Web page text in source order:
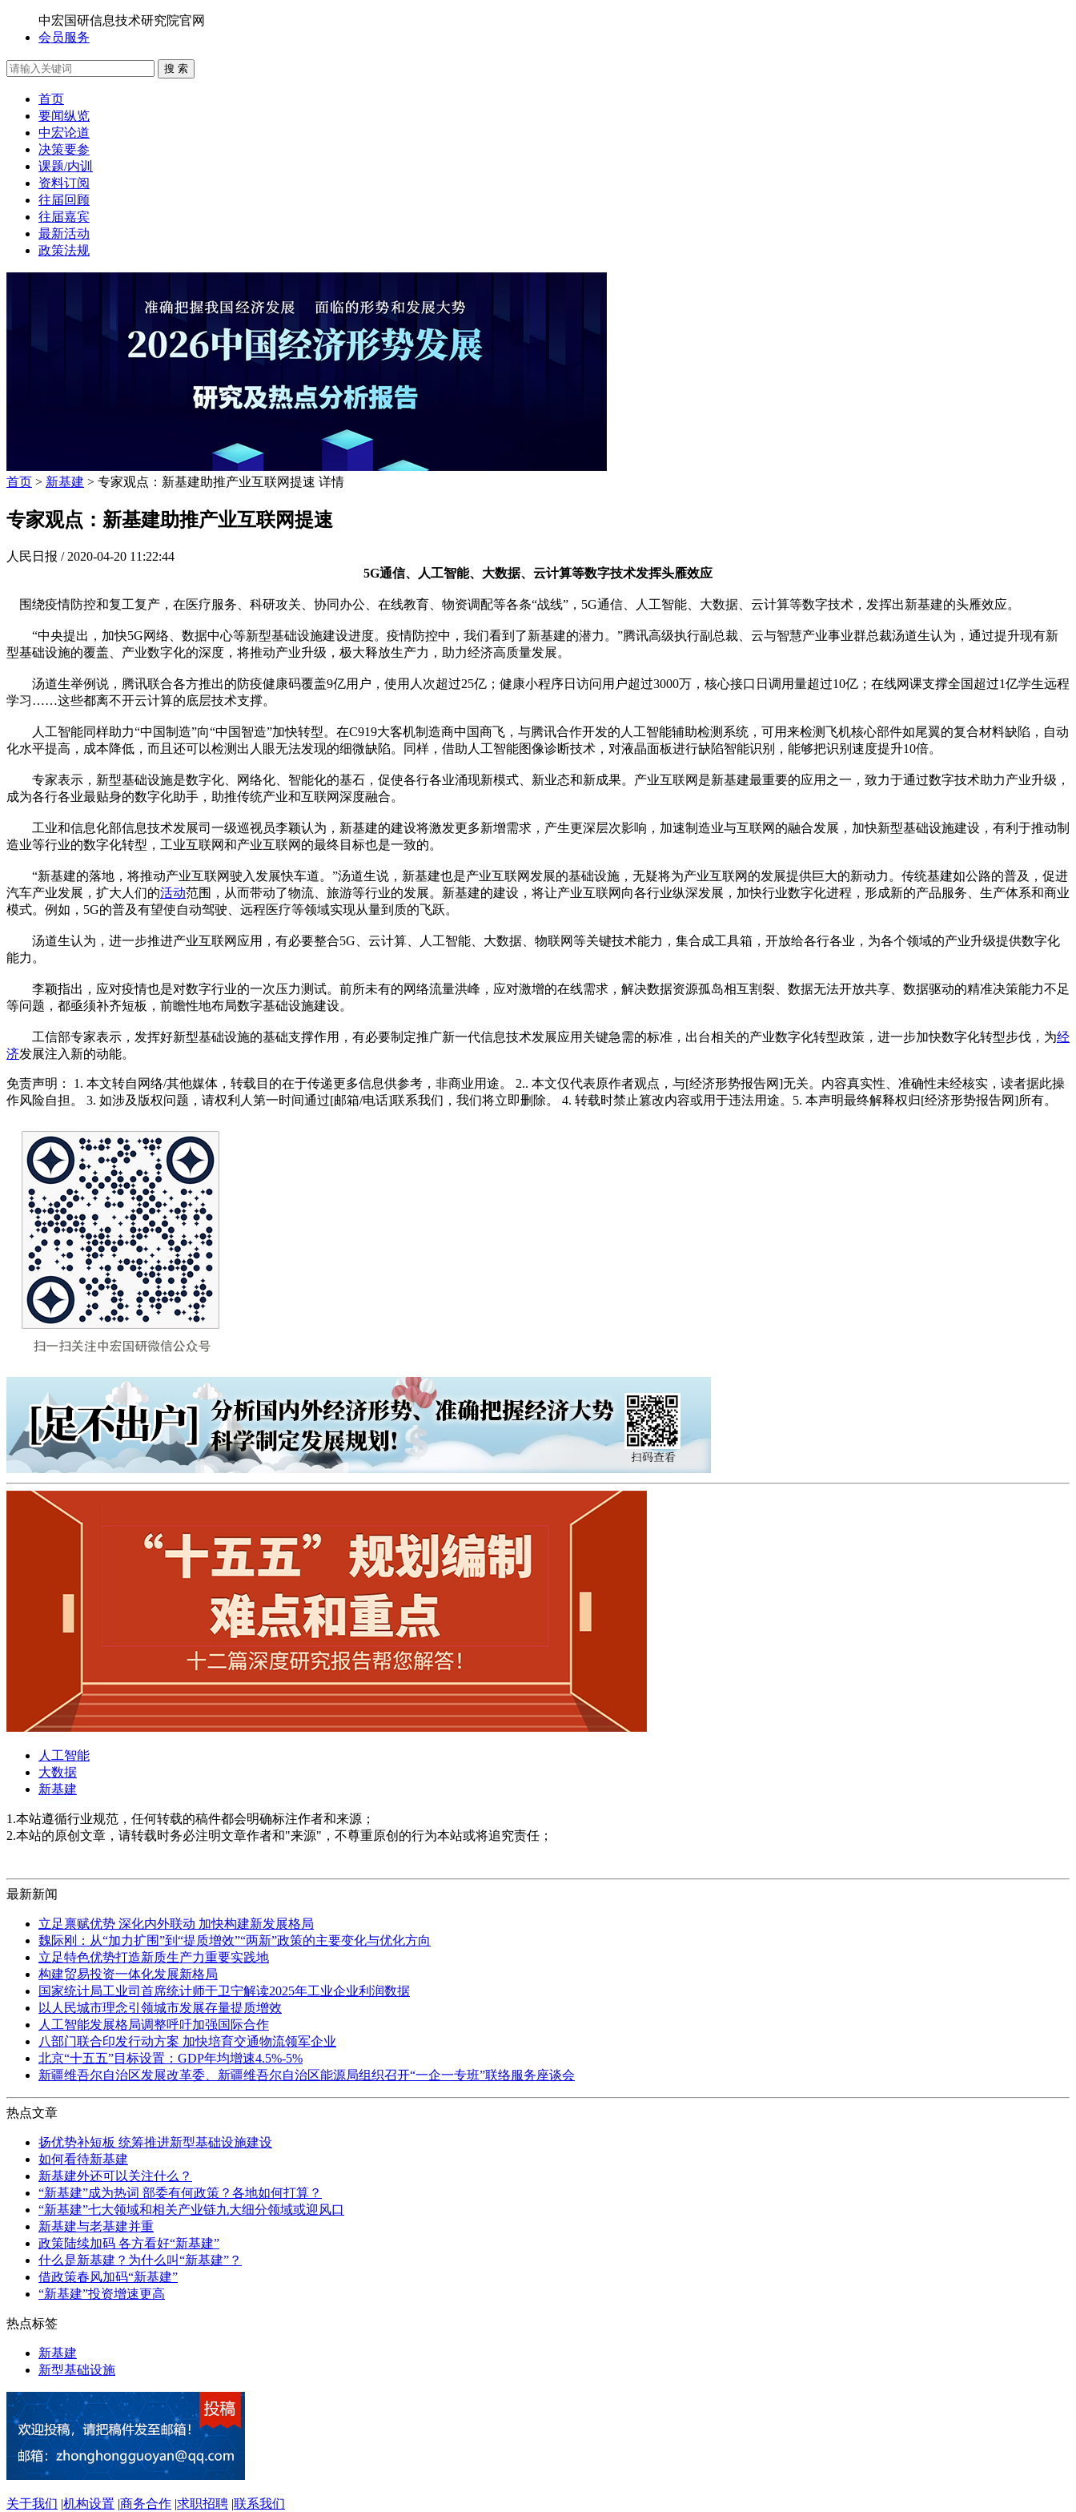
中宏国研信息技术研究院官网
会员服务
搜 索
首页
要闻纵览
中宏论道
决策要参
课题/内训
资料订阅
往届回顾
往届嘉宾
最新活动
政策法规
首页 > 新基建 > 专家观点：新基建助推产业互联网提速 详情
专家观点：新基建助推产业互联网提速
人民日报 / 2020-04-20 11:22:44
5G通信、人工智能、大数据、云计算等数字技术发挥头雁效应
围绕疫情防控和复工复产，在医疗服务、科研攻关、协同办公、在线教育、物资调配等各条“战线”，5G通信、人工智能、大数据、云计算等数字技术，发挥出新基建的头雁效应。
“中央提出，加快5G网络、数据中心等新型基础设施建设进度。疫情防控中，我们看到了新基建的潜力。”腾讯高级执行副总裁、云与智慧产业事业群总裁汤道生认为，通过提升现有新
型基础设施的覆盖、产业数字化的深度，将推动产业升级，极大释放生产力，助力经济高质量发展。
汤道生举例说，腾讯联合各方推出的防疫健康码覆盖9亿用户，使用人次超过25亿；健康小程序日访问用户超过3000万，核心接口日调用量超过10亿；在线网课支撑全国超过1亿学生远程
学习……这些都离不开云计算的底层技术支撑。
人工智能同样助力“中国制造”向“中国智造”加快转型。在C919大客机制造商中国商飞，与腾讯合作开发的人工智能辅助检测系统，可用来检测飞机核心部件如尾翼的复合材料缺陷，自动
化水平提高，成本降低，而且还可以检测出人眼无法发现的细微缺陷。同样，借助人工智能图像诊断技术，对液晶面板进行缺陷智能识别，能够把识别速度提升10倍。
专家表示，新型基础设施是数字化、网络化、智能化的基石，促使各行各业涌现新模式、新业态和新成果。产业互联网是新基建最重要的应用之一，致力于通过数字技术助力产业升级，
成为各行各业最贴身的数字化助手，助推传统产业和互联网深度融合。
工业和信息化部信息技术发展司一级巡视员李颖认为，新基建的建设将激发更多新增需求，产生更深层次影响，加速制造业与互联网的融合发展，加快新型基础设施建设，有利于推动制
造业等行业的数字化转型，工业互联网和产业互联网的最终目标也是一致的。
“新基建的落地，将推动产业互联网驶入发展快车道。”汤道生说，新基建也是产业互联网发展的基础设施，无疑将为产业互联网的发展提供巨大的新动力。传统基建如公路的普及，促进
汽车产业发展，扩大人们的活动范围，从而带动了物流、旅游等行业的发展。新基建的建设，将让产业互联网向各行业纵深发展，加快行业数字化进程，形成新的产品服务、生产体系和商业
模式。例如，5G的普及有望使自动驾驶、远程医疗等领域实现从量到质的飞跃。
汤道生认为，进一步推进产业互联网应用，有必要整合5G、云计算、人工智能、大数据、物联网等关键技术能力，集合成工具箱，开放给各行各业，为各个领域的产业升级提供数字化
能力。
李颖指出，应对疫情也是对数字行业的一次压力测试。前所未有的网络流量洪峰，应对激增的在线需求，解决数据资源孤岛相互割裂、数据无法开放共享、数据驱动的精准决策能力不足
等问题，都亟须补齐短板，前瞻性地布局数字基础设施建设。
工信部专家表示，发挥好新型基础设施的基础支撑作用，有必要制定推广新一代信息技术发展应用关键急需的标准，出台相关的产业数字化转型政策，进一步加快数字化转型步伐，为经
济发展注入新的动能。
免责声明： 1. 本文转自网络/其他媒体，转载目的在于传递更多信息供参考，非商业用途。 2.. 本文仅代表原作者观点，与[经济形势报告网]无关。内容真实性、准确性未经核实，读者据此操
作风险自担。 3. 如涉及版权问题，请权利人第一时间通过[邮箱/电话]联系我们，我们将立即删除。 4. 转载时禁止篡改内容或用于违法用途。5. 本声明最终解释权归[经济形势报告网]所有。
人工智能
大数据
新基建
1.本站遵循行业规范，任何转载的稿件都会明确标注作者和来源；
2.本站的原创文章，请转载时务必注明文章作者和"来源"，不尊重原创的行为本站或将追究责任；
最新新闻
立足禀赋优势 深化内外联动 加快构建新发展格局
魏际刚：从“加力扩围”到“提质增效”“两新”政策的主要变化与优化方向
立足特色优势打造新质生产力重要实践地
构建贸易投资一体化发展新格局
国家统计局工业司首席统计师于卫宁解读2025年工业企业利润数据
以人民城市理念引领城市发展存量提质增效
人工智能发展格局调整呼吁加强国际合作
八部门联合印发行动方案 加快培育交通物流领军企业
北京“十五五”目标设置：GDP年均增速4.5%-5%
新疆维吾尔自治区发展改革委、新疆维吾尔自治区能源局组织召开“一企一专班”联络服务座谈会
热点文章
扬优势补短板 统筹推进新型基础设施建设
如何看待新基建
新基建外还可以关注什么？
“新基建”成为热词 部委有何政策？各地如何打算？
“新基建”七大领域和相关产业链九大细分领域或迎风口
新基建与老基建并重
政策陆续加码 各方看好“新基建”
什么是新基建？为什么叫“新基建”？
借政策春风加码“新基建”
“新基建”投资增速更高
热点标签
新基建
新型基础设施
关于我们 |机构设置 |商务合作 |求职招聘 |联系我们